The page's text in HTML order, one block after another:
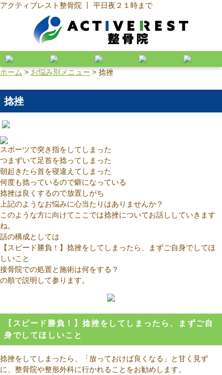
アクティブレスト整骨院 丨 平日夜２１時まで
ホーム > お悩み別メニュー > 捻挫
捻挫
スポーツで突き指をしてしまった
つまずいて足首を捻ってしまった
朝起きたら首を寝違えてしまった
何度も捻っているので癖になっている
捻挫は良くするので放置しがち
上記のようなお悩みに心当たりはありませんか？
このような方に向けてここでは捻挫についてお話ししていきます
ね。
話の構成としては
【スピード勝負！】捻挫をしてしまったら、まずご自身でしてほ
しいこと
接骨院での処置と施術は何をする？
の順で説明して参ります。
【スピード勝負！】捻挫をしてしまったら、まずご自
身でしてほしいこと
捻挫をしてしまったら、「放っておけば良くなる」と甘く見ず
に、整骨院や整形外科に行かれることをお勧めします。